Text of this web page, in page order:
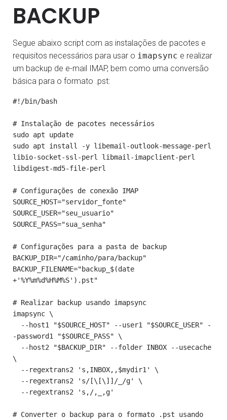
BACKUP
Segue abaixo script com as instalações de pacotes e
requisitos necessários para usar o imapsync e realizar
um backup de e-mail IMAP, bem como uma conversão
básica para o formato .pst:
#!/bin/bash
# Instalação de pacotes necessários
sudo apt update
sudo apt install -y libemail-outlook-message-perl
libio-socket-ssl-perl libmail-imapclient-perl
libdigest-md5-file-perl
# Configurações de conexão IMAP
SOURCE_HOST="servidor_fonte"
SOURCE_USER="seu_usuario"
SOURCE_PASS="sua_senha"
# Configurações para a pasta de backup
BACKUP_DIR="/caminho/para/backup"
BACKUP_FILENAME="backup_$(date
+'%Y%m%d%H%M%S').pst"
# Realizar backup usando imapsync
imapsync \
-password1 "$SOURCE_PASS" \
\
# Converter o backup para o formato .pst usando